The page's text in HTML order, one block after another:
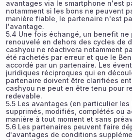
avantages via le smartphone n'est
notamment si les bons ne peuvent
manière fiable, le partenaire n'est
l'avantage.
5.4 Une fois échangé, un benefit ne
renouvelé en dehors des cycles de
cashyou ne réactivera notamment
été rachetés par erreur et que le
accordé par un partenaire. Les
juridiques réciproques qui en
partenaire doivent être clarifiées
cashyou ne peut en être tenu pour
redevable.
5.5 Les avantages (en particulier
supprimés, modifiés, complétés ou
manière à tout moment et sans
5.6 Les partenaires peuvent faire
d'avantages de conditions